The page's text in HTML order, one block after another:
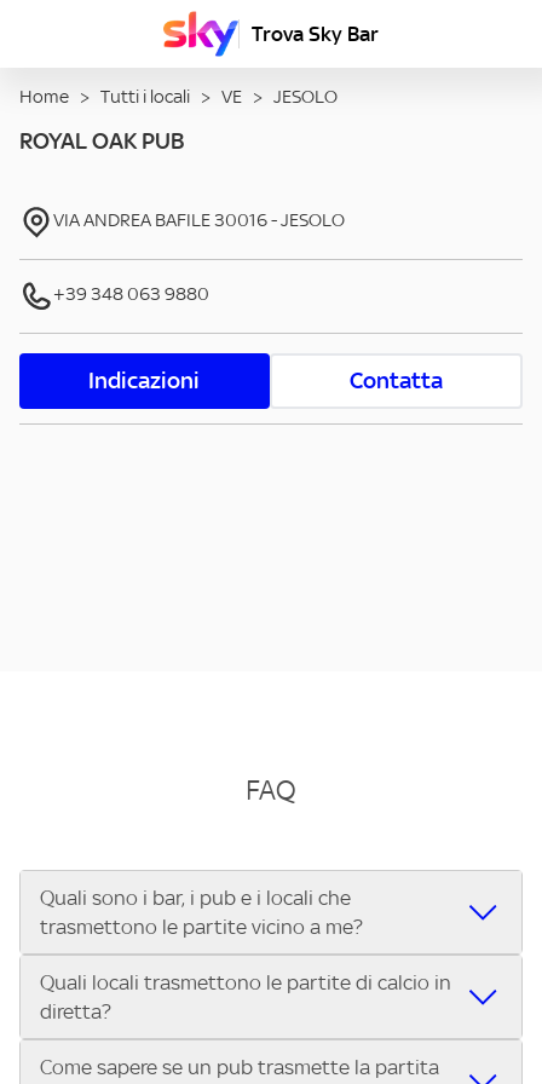
Trova Sky Bar
Home > Tutti i locali > VE > JESOLO
ROYAL OAK PUB
VIA ANDREA BAFILE30016-JESOLO
+39 348 063 9880
Indicazioni Contatta
FAQ
Quali sono i bar, i pub e i locali che
trasmettono le partite vicino a me?
Se cerchi un bar, pub, ristorante o locale vicino a te per
vedere le partite di Serie A ENILIVE, la Serie C Sky Wifi, la
UEFA Champions League, la UEFA Europa League, la UEFA
Conference League, il Tennis, la Formula 1®, la MotoGP™ e
Quali locali trasmettono le partite di calcio in
diretta?
Vuoi sapere quali bar, pub o ristoranti mostrano le partite
Come sapere se un pub trasmette la partita